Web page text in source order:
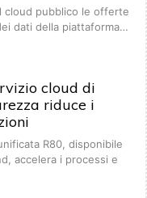
cloud pubblico le offerte
dati della piattaforma…
cloud di
riduce i
R80, disponibile
accelera i processi e